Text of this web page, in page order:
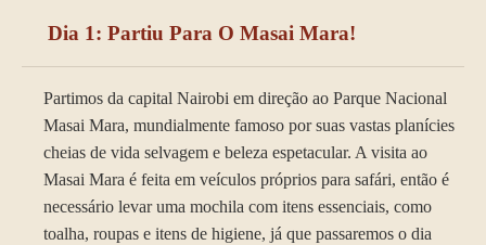
Dia 1: Partiu Para O Masai Mara!
Partimos da capital Nairobi em direção ao Parque Nacional
Masai Mara, mundialmente famoso por suas vastas planícies
cheias de vida selvagem e beleza espetacular. A visita ao
Masai Mara é feita em veículos próprios para safári, então é
necessário levar uma mochila com itens essenciais, como
toalha, roupas e itens de higiene, já que passaremos o dia